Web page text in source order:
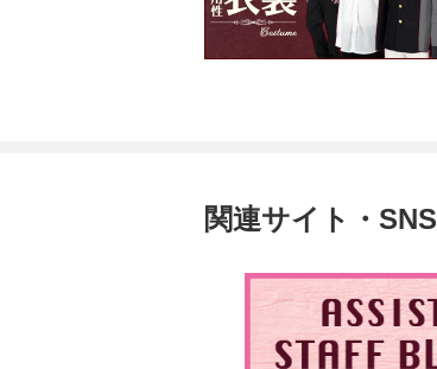
関連サイト・SNS